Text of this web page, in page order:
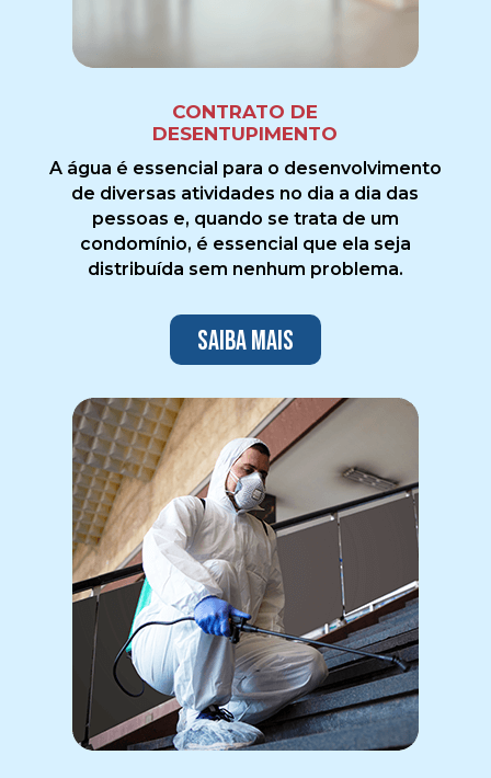
CONTRATO DE
DESENTUPIMENTO
A água é essencial para o desenvolvimento
de diversas atividades no dia a dia das
pessoas e, quando se trata de um
condomínio, é essencial que ela seja
distribuída sem nenhum problema.
Saiba mais